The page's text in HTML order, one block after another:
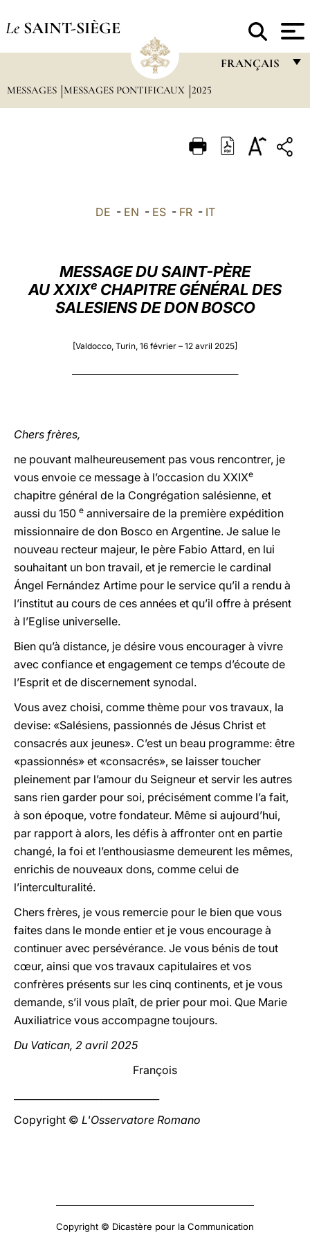
Le SAINT-SIÈGE
FRANÇAIS
ITALIANO
العربيّة
中文
MESSAGES MESSAGES PONTIFICAUX 2025
DE - EN - ES- FR- IT
MESSAGE DU SAINT-PÈRE
AU XXIXe CHAPITRE GÉNÉRAL DES
SALESIENS DE DON BOSCO
[Valdocco, Turin, 16 février – 12 avril 2025]
Chers frères,
ne pouvant malheureusement pas vous rencontrer, je
vous envoie ce message à l’occasion du XXIXe
chapitre général de la Congrégation salésienne, et
aussi du 150 e anniversaire de la première expédition
missionnaire de don Bosco en Argentine. Je salue le
nouveau recteur majeur, le père Fabio Attard, en lui
souhaitant un bon travail, et je remercie le cardinal
Ángel Fernández Artime pour le service qu’il a rendu à
l’institut au cours de ces années et qu’il offre à présent
à l’Eglise universelle.
Bien qu’à distance, je désire vous encourager à vivre
avec confiance et engagement ce temps d’écoute de
l’Esprit et de discernement synodal.
Vous avez choisi, comme thème pour vos travaux, la
devise: «Salésiens, passionnés de Jésus Christ et
consacrés aux jeunes». C’est un beau programme: être
«passionnés» et «consacrés», se laisser toucher
pleinement par l’amour du Seigneur et servir les autres
sans rien garder pour soi, précisément comme l’a fait,
à son époque, votre fondateur. Même si aujourd’hui,
par rapport à alors, les défis à affronter ont en partie
changé, la foi et l’enthousiasme demeurent les mêmes,
enrichis de nouveaux dons, comme celui de
l’interculturalité.
Chers frères, je vous remercie pour le bien que vous
faites dans le monde entier et je vous encourage à
continuer avec persévérance. Je vous bénis de tout
cœur, ainsi que vos travaux capitulaires et vos
confrères présents sur les cinq continents, et je vous
demande, s’il vous plaît, de prier pour moi. Que Marie
Auxiliatrice vous accompagne toujours.
Du Vatican, 2 avril 2025
François
Copyright © L'Osservatore Romano
Copyright © Dicastère pour la Communication